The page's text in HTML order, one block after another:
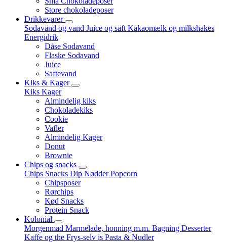
Store chokoladeposer
Drikkevarer
Sodavand og vand Juice og saft Kakaomælk og milkshakes
Energidrik
Dåse Sodavand
Flaske Sodavand
Juice
Saftevand
Kiks & Kager
Kiks Kager
Almindelig kiks
Chokoladekiks
Cookie
Vafler
Almindelig Kager
Donut
Brownie
Chips og snacks
Chips Snacks Dip NødderPopcorn
Chipsposer
Rørchips
Kød Snacks
Protein Snack
Kolonial
Morgenmad Marmelade, honning m.m. Bagning Desserter
Kaffe og the Frys-selv is Pasta & Nudler